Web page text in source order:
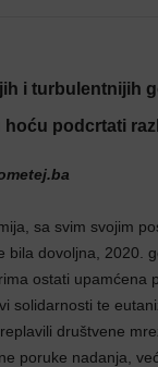
i turbulentnijih
hoću podcrtati
sa svim svojim
bila dovoljna, 2020.
ostati upamćena
solidarnosti te
društvene
poruke nadanja,